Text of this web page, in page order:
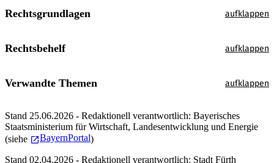
Rechtsgrundlagen
Rechtsbehelf
Verwandte Themen
Stand 25.06.2026 - Redaktionell verantwortlich: Bayerisches
Staatsministerium für Wirtschaft, Landesentwicklung und Energie
(siehe
BayernPortal)
Stand 02.04.2026 - Redaktionell verantwortlich: Stadt Fürth